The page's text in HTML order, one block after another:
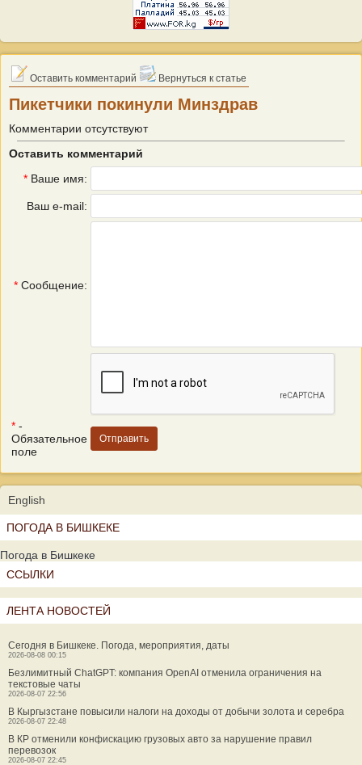
Оставить комментарий Вернуться к статье
Пикетчики покинули Минздрав
Комментарии отсутствуют
Оставить комментарий
* Ваше имя:
Ваш e-mail:
* Сообщение:
* -
Обязательное
поле
English
ПОГОДА В БИШКЕКЕ
Погода в Бишкеке
ССЫЛКИ
ЛЕНТА НОВОСТЕЙ
Сегодня в Бишкеке. Погода, мероприятия, даты
2026-08-08 00:15
Безлимитный ChatGPT: компания OpenAI отменила ограничения на
текстовые чаты
2026-08-07 22:56
В Кыргызстане повысили налоги на доходы от добычи золота и серебра
2026-08-07 22:48
В КР отменили конфискацию грузовых авто за нарушение правил
перевозок
2026-08-07 22:45